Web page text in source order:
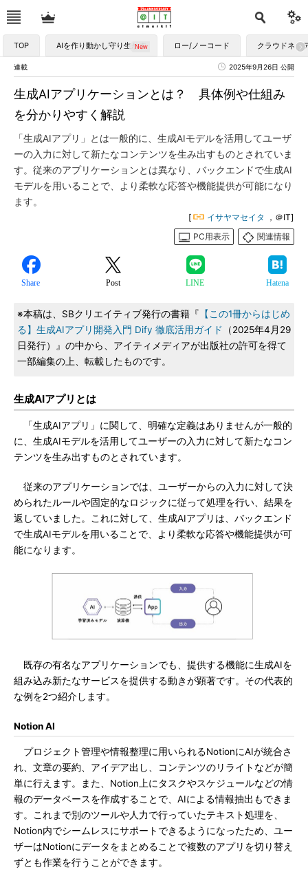
TOP AIを作り動かし守り生かす ロー/ノーコード クラウドネイ
連載 2025年9月26日 公開
生成AIアプリケーションとは？ 具体例や仕組み
を分かりやすく解説
「生成AIアプリ」とは一般的に、生成AIモデルを活用してユーザ
ーの入力に対して新たなコンテンツを生み出すものとされていま
す。従来のアプリケーションとは異なり、バックエンドで生成AI
モデルを用いることで、より柔軟な応答や機能提供が可能になり
ます。
[ イサヤマセイタ
，＠IT]
PC用表示
関連情報
Share Post LINE Hatena
※本稿は、SBクリエイティブ発行の書籍『 【この1冊からはじめ
る】生成AIアプリ開発入門 Dify 徹底活用ガイド
（2025年4月29
日発行）』の中から、アイティメディアが出版社の許可を得て
一部編集の上、転載したものです。
生成AIアプリとは
「生成AIアプリ」に関して、明確な定義はありませんが一般的
に、生成AIモデルを活用してユーザーの入力に対して新たなコン
テンツを生み出すものとされています。
従来のアプリケーションでは、ユーザーからの入力に対して決
められたルールや固定的なロジックに従って処理を行い、結果を
返していました。これに対して、生成AIアプリは、バックエンド
で生成AIモデルを用いることで、より柔軟な応答や機能提供が可
能になります。
既存の有名なアプリケーションでも、提供する機能に生成AIを
組み込み新たなサービスを提供する動きが顕著です。その代表的
な例を2つ紹介します。
Notion AI
プロジェクト管理や情報整理に用いられるNotionにAIが統合さ
れ、文章の要約、アイデア出し、コンテンツのリライトなどが簡
単に行えます。また、Notion上にタスクやスケジュールなどの情
報のデータベースを作成することで、AIによる情報抽出もできま
す。これまで別のツールや人力で行っていたテキスト処理を、
Notion内でシームレスにサポートできるようになったため、ユー
ザーはNotionにデータをまとめることで複数のアプリを切り替え
ずとも作業を行うことができます。